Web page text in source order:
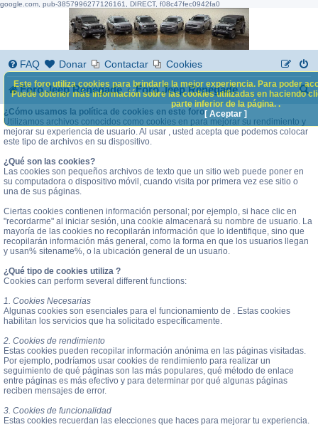
google.com, pub-3857996277126161, DIRECT, f08c47fec0942fa0
FAQ Donar Contactar Cookies
Foro Jeep Renegade Foro Jeep Renegade
B
s
¿Cómo usamos la política de cookies en este foro
Utilizamos archivos conocidos como cookies en para mejorar su rendimiento y
mejorar su experiencia de usuario. Al usar , usted acepta que podemos colocar
este tipo de archivos en su dispositivo.
¿Qué son las cookies?
Las cookies son pequeños archivos de texto que un sitio web puede poner en
su computadora o dispositivo móvil, cuando visita por primera vez ese sitio o
una de sus páginas.
Ciertas cookies contienen información personal; por ejemplo, si hace clic en
"recordarme" al iniciar sesión, una cookie almacenará su nombre de usuario. La
mayoría de las cookies no recopilarán información que lo identifique, sino que
recopilarán información más general, como la forma en que los usuarios llegan
y usan% sitename%, o la ubicación general de un usuario.
¿Qué tipo de cookies utiliza ?
Cookies can perform several different functions:
1. Cookies Necesarias
Algunas cookies son esenciales para el funcionamiento de . Estas cookies
habilitan los servicios que ha solicitado específicamente.
2. Cookies de rendimiento
Estas cookies pueden recopilar información anónima en las páginas visitadas.
Por ejemplo, podríamos usar cookies de rendimiento para realizar un
seguimiento de qué páginas son las más populares, qué método de enlace
entre páginas es más efectivo y para determinar por qué algunas páginas
reciben mensajes de error.
3. Cookies de funcionalidad
Estas cookies recuerdan las elecciones que haces para mejorar tu experiencia.
Este foro utiliza cookies para brindarle la mejor experiencia. Para poder
Puede obtener más información sobre las cookies utilizadas en haciendo
parte inferior de la página. .
[ Aceptar ]